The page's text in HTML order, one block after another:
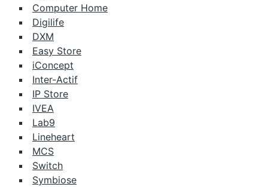
Computer Home
Digilife
DXM
Easy Store
iConcept
Inter-Actif
IP Store
IVEA
Lab9
Lineheart
MCS
Switch
Symbiose